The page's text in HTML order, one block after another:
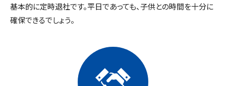
基本的に定時退社です。平日であっても、子供との時間を十分に
確保できるでしょう。